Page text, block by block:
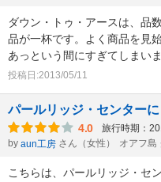
ダウン・トゥ・アースは、品
品が一杯です。よく商品を見
あっという間にすぎてしまいま
投稿日:2013/05/11
パールリッジ・センターに
4.0 旅行時期：
by aun工房 さん（女性） オアフ島
こちらは、パールリッジ・セ